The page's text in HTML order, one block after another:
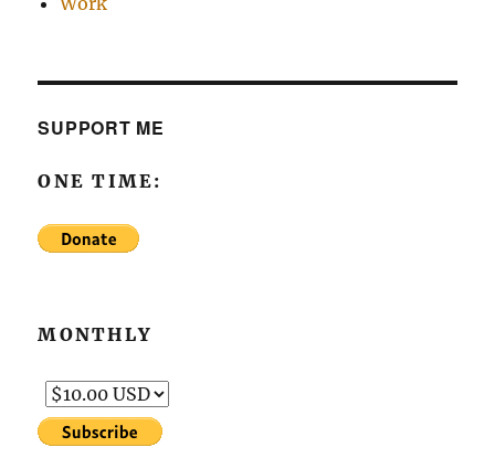
SUPPORT ME
ONE TIME:
MONTHLY